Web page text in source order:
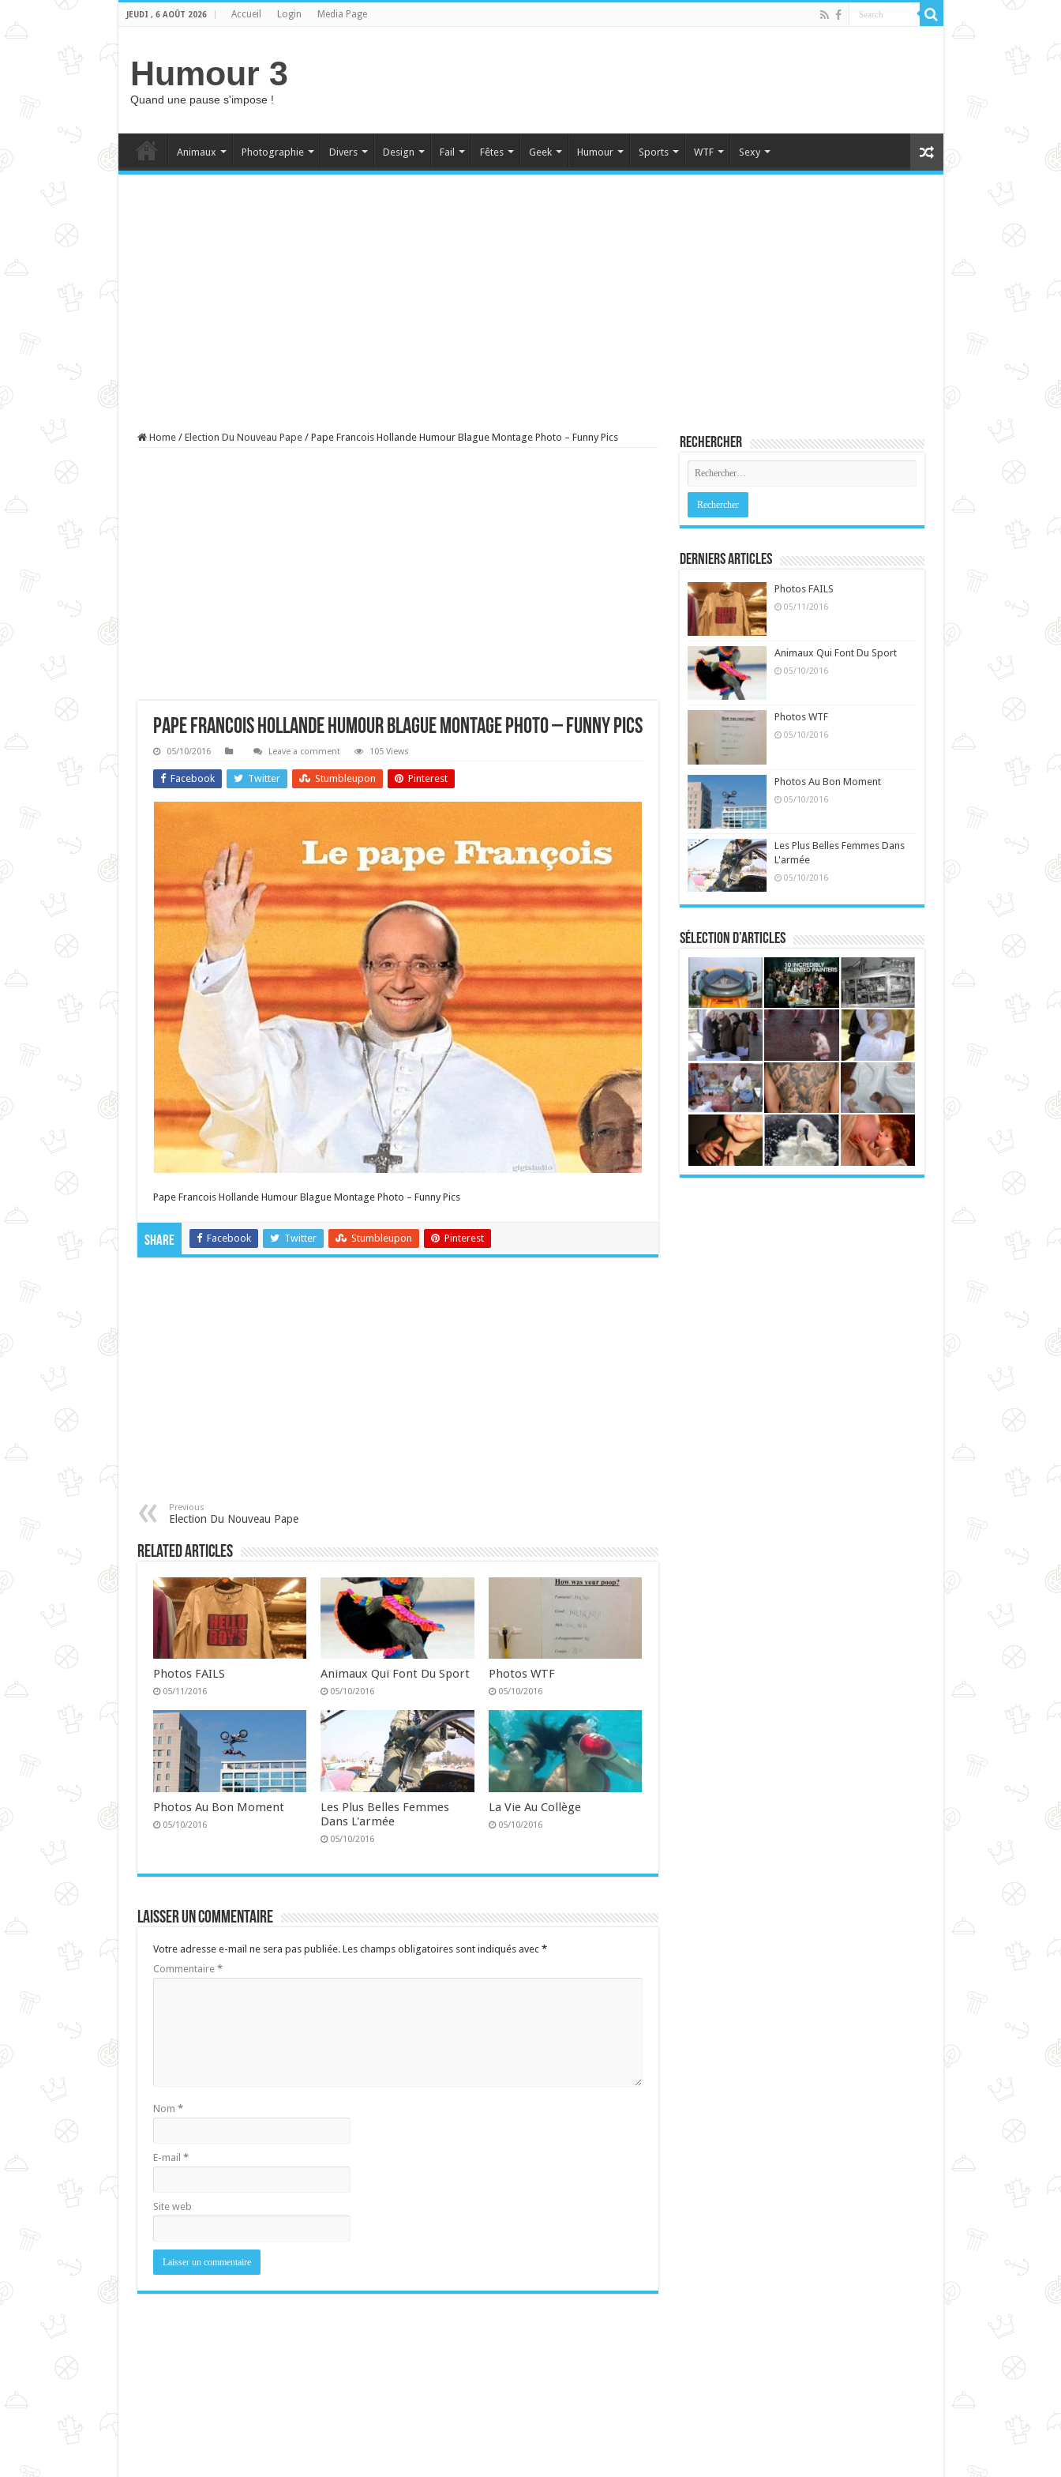
JEUDI , 6 AOÛT 2026 Accueil Login Media Page
Humour 3
Quand une pause s'impose !
Animaux Photographie Divers Design Fail Fêtes Geek Humour Sports WTF Sexy
Home / Election Du Nouveau Pape / Pape Francois Hollande Humour Blague Montage Photo – Funny Pics
Pape Francois Hollande Humour Blague Montage Photo – Funny Pics
05/10/2016 Leave a comment 105 Views
Facebook Twitter Stumbleupon Pinterest
Pape Francois Hollande Humour Blague Montage Photo – Funny Pics
Share Facebook Twitter Stumbleupon Pinterest
Previous
Election Du Nouveau Pape
Related Articles
Photos FAILS
05/11/2016
Animaux Qui Font Du Sport
05/10/2016
Photos WTF
05/10/2016
Photos Au Bon Moment
05/10/2016
Les Plus Belles Femmes
Dans L'armée
05/10/2016
La Vie Au Collège
05/10/2016
Laisser un commentaire
Votre adresse e-mail ne sera pas publiée. Les champs obligatoires sont indiqués avec *
Commentaire *
Nom *
E-mail *
Site web
Rechercher
Derniers Articles
Photos FAILS
05/11/2016
Animaux Qui Font Du Sport
05/10/2016
Photos WTF
05/10/2016
Photos Au Bon Moment
05/10/2016
Les Plus Belles Femmes Dans
L'armée
05/10/2016
Sélection d’articles